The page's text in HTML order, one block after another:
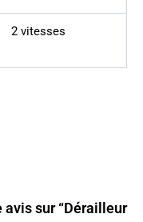
2 vitesses
sur “Dérailleur